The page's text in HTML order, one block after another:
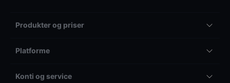
Produkter og priser
Platforme
Konti og service